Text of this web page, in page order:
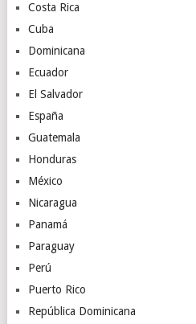
Costa Rica
Cuba
Dominicana
Ecuador
El Salvador
España
Guatemala
Honduras
México
Nicaragua
Panamá
Paraguay
Perú
Puerto Rico
República Dominicana